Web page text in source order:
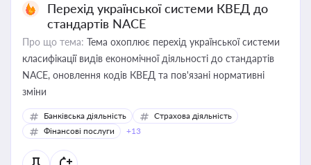
Перехід української системи КВЕД до
стандартів NACE
Про що тема: Тема охоплює перехід української системи
класифікації видів економічної діяльності до стандартів
NACE, оновлення кодів КВЕД та пов'язані нормативні
зміни
Банківська діяльність
Страхова діяльність
Фінансові послуги
+13